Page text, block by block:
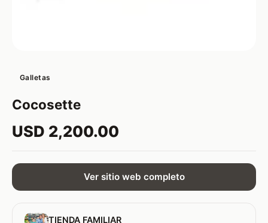
Galletas
Cocosette
USD 2,200.00
Ver sitio web completo
TIENDA FAMILIAR